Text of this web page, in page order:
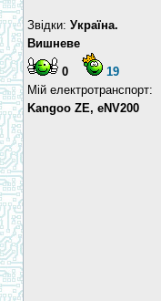
Звідки: Україна.
Вишневе
0
19
Мій електротранспорт:
Kangoo ZE, eNV200